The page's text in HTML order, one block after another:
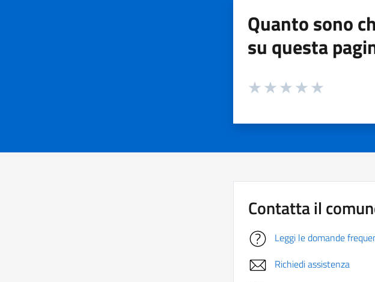
Quanto sono
su questa
Valuta da 1 a 5 stelle la pagina
Contatta il
Leggi le domande
Richiedi assistenza